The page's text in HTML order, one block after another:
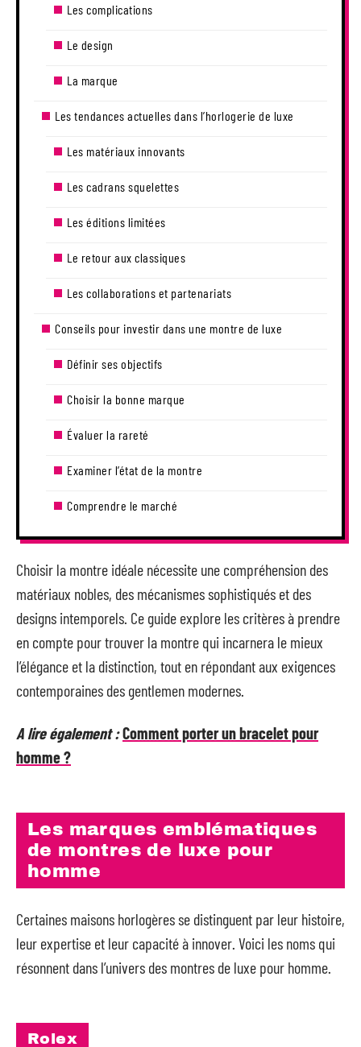
Les complications
Le design
La marque
Les tendances actuelles dans l’horlogerie de luxe
Les matériaux innovants
Les cadrans squelettes
Les éditions limitées
Le retour aux classiques
Les collaborations et partenariats
Conseils pour investir dans une montre de luxe
Définir ses objectifs
Choisir la bonne marque
Évaluer la rareté
Examiner l’état de la montre
Comprendre le marché
Choisir la montre idéale nécessite une compréhension des
matériaux nobles, des mécanismes sophistiqués et des
designs intemporels. Ce guide explore les critères à prendre
en compte pour trouver la montre qui incarnera le mieux
l’élégance et la distinction, tout en répondant aux exigences
contemporaines des gentlemen modernes.
A lire également :Comment porter un bracelet pour
homme ?
Les marques emblématiques
de montres de luxe pour
homme
Certaines maisons horlogères se distinguent par leur histoire,
leur expertise et leur capacité à innover. Voici les noms qui
résonnent dans l’univers des montres de luxe pour homme.
Rolex